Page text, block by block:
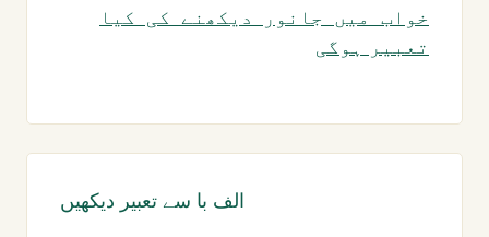
خواب میں جانور دیکھنے کی کیا
تعبیر ہوگی
الف با سے تعبیر دیکھیں